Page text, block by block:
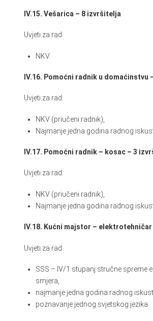
IV.15. Vešarica – 8 izvršitelja
Uvjeti za rad:
NKV.
IV.16. Pomoćni radnik u domaćinstvu
Uvjeti za rad:
NKV (priučeni radnik),
Najmanje jedna godina radnog
IV.17. Pomoćni radnik – kosac – 3
Uvjeti za rad:
NKV (priučeni radnik),
Najmanje jedna godina radnog
IV.18. Kućni majstor –
Uvjeti za rad:
SSS – IV/1 stupanj stručne spreme
smjera,
najmanje jedna godina radnog
poznavanje jednog svjetskog jezika